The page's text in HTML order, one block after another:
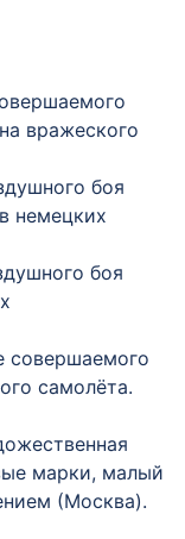
вражеского
боя
немецких
боя
совершаемого
самолёта.
марки, малый
(Москва).